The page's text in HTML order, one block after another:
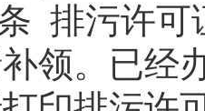
排污许可
领。已经